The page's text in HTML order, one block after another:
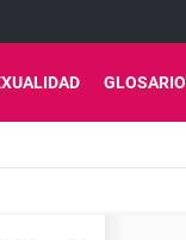
GLOSARIO